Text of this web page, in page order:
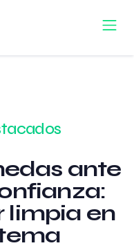
ante
limpia en